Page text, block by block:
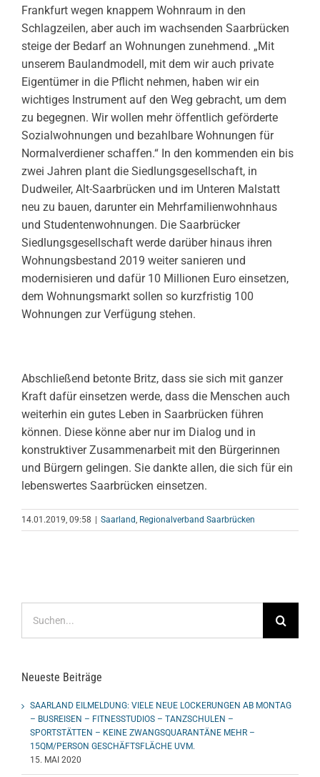
Frankfurt wegen knappem Wohnraum in den
Schlagzeilen, aber auch im wachsenden Saarbrücken
steige der Bedarf an Wohnungen zunehmend. „Mit
unserem Baulandmodell, mit dem wir auch private
Eigentümer in die Pflicht nehmen, haben wir ein
wichtiges Instrument auf den Weg gebracht, um dem
zu begegnen. Wir wollen mehr öffentlich geförderte
Sozialwohnungen und bezahlbare Wohnungen für
Normalverdiener schaffen.“ In den kommenden ein bis
zwei Jahren plant die Siedlungsgesellschaft, in
Dudweiler, Alt-Saarbrücken und im Unteren Malstatt
neu zu bauen, darunter ein Mehrfamilienwohnhaus
und Studentenwohnungen. Die Saarbrücker
Siedlungsgesellschaft werde darüber hinaus ihren
Wohnungsbestand 2019 weiter sanieren und
modernisieren und dafür 10 Millionen Euro einsetzen,
dem Wohnungsmarkt sollen so kurzfristig 100
Wohnungen zur Verfügung stehen.
Abschließend betonte Britz, dass sie sich mit ganzer
Kraft dafür einsetzen werde, dass die Menschen auch
weiterhin ein gutes Leben in Saarbrücken führen
können. Diese könne aber nur im Dialog und in
konstruktiver Zusammenarbeit mit den Bürgerinnen
und Bürgern gelingen. Sie dankte allen, die sich für ein
lebenswertes Saarbrücken einsetzen.
14.01.2019, 09:58 Saarland, Regionalverband Saarbrücken
nach:
Neueste Beiträge
SAARLAND EILMELDUNG: VIELE NEUE LOCKERUNGEN AB MONTAG
– BUSREISEN – FITNESSTUDIOS – TANZSCHULEN –
SPORTSTÄTTEN – KEINE ZWANGSQUARANTÄNE MEHR –
15QM/PERSON GESCHÄFTSFLÄCHE UVM.
15. MAI 2020